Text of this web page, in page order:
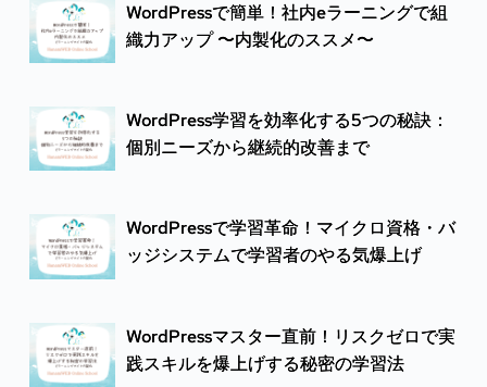
WordPressで簡単！社内eラーニングで組
織力アップ 〜内製化のススメ〜
WordPress学習を効率化する5つの秘訣：
個別ニーズから継続的改善まで
WordPressで学習革命！マイクロ資格・バ
ッジシステムで学習者のやる気爆上げ
WordPressマスター直前！リスクゼロで実
践スキルを爆上げする秘密の学習法